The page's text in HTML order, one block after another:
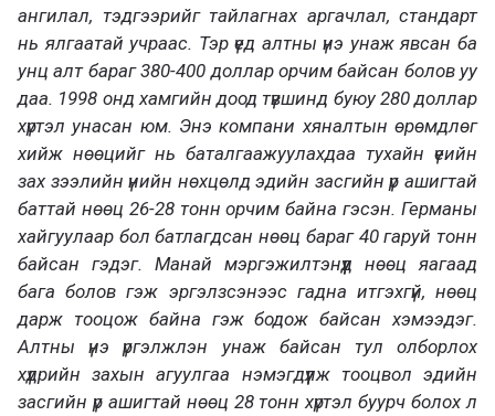
ангилал, тэдгээрийг тайлагнах аргачлал, стандарт
нь ялгаатай учраас. Тэр үед алтны үнэ унаж явсан ба
унц алт бараг 380-400 доллар орчим байсан болов уу
даа. 1998 онд хамгийн доод түвшинд буюу 280 доллар
хүртэл унасан юм. Энэ компани хяналтын өрөмдлөг
хийж нөөцийг нь баталгаажуулахдаа тухайн үеийн
зах зээлийн үнийн нөхцөлд эдийн засгийн үр ашигтай
баттай нөөц 26-28 тонн орчим байна гэсэн. Германы
хайгуулаар бол батлагдсан нөөц бараг 40 гаруй тонн
байсан гэдэг. Манай мэргэжилтэнүүд нөөц яагаад
бага болов гэж эргэлзсэнээс гадна итгэхгүй, нөөц
дарж тооцож байна гэж бодож байсан хэмээдэг.
Алтны үнэ үргэлжлэн унаж байсан тул олборлох
хүдрийн захын агуулгаа нэмэгдүүлж тооцвол эдийн
засгийн үр ашигтай нөөц 28 тонн хүртэл буурч болох л